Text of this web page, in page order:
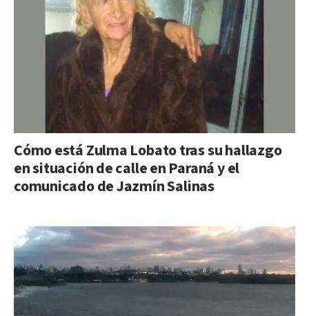
Cómo está Zulma Lobato tras su hallazgo
en situación de calle en Paraná y el
comunicado de Jazmín Salinas